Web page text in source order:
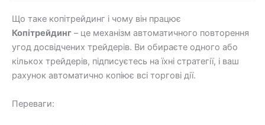
Що таке копітрейдинг і чому він працює
Копітрейдинг – це механізм автоматичного повторення
угод досвідчених трейдерів. Ви обираєте одного або
кількох трейдерів, підписуєтесь на їхні стратегії, і ваш
рахунок автоматично копіює всі торгові дії.
Переваги: